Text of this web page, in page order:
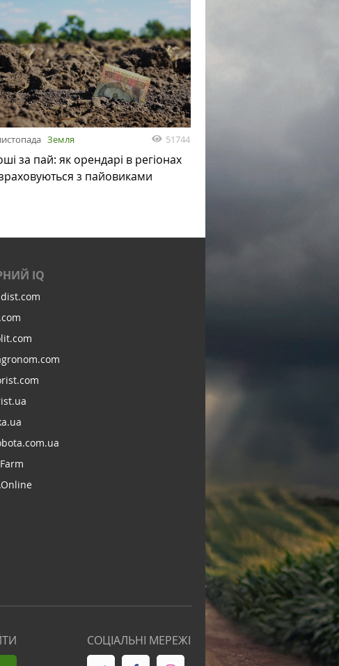
Земля 51744
за пай: як орендарі в регіонах
з пайовиками
IQ
СОЦІАЛЬНІ МЕРЕЖІ